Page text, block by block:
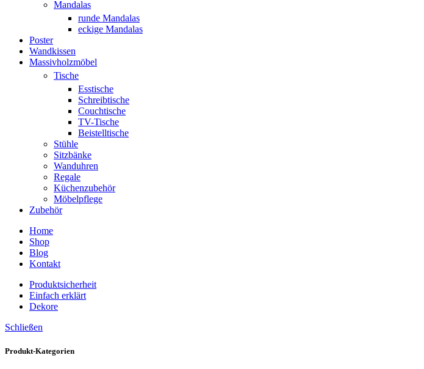
Mandalas
runde Mandalas
eckige Mandalas
Poster
Wandkissen
Massivholzmöbel
Tische
Esstische
Schreibtische
Couchtische
TV-Tische
Beistelltische
Stühle
Sitzbänke
Wanduhren
Regale
Küchenzubehör
Möbelpflege
Zubehör
Home
Shop
Blog
Kontakt
Produktsicherheit
Einfach erklärt
Dekore
Schließen
Produkt-Kategorien